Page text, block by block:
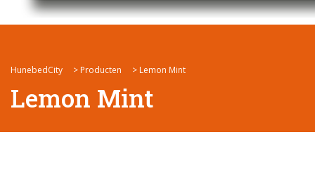
HunebedCity > Producten > Lemon Mint
Lemon Mint